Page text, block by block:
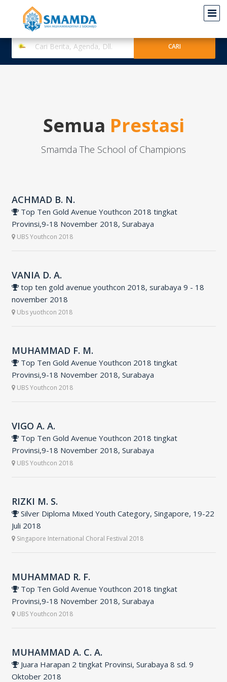
Semua Prestasi
Smamda The School of Champions
ACHMAD B. N.
Top Ten Gold Avenue Youthcon 2018 tingkat
Provinsi,9-18 November 2018, Surabaya
UBS Youthcon 2018
VANIA D. A.
top ten gold avenue youthcon 2018, surabaya 9 - 18
november 2018
Ubs yuothcon 2018
MUHAMMAD F. M.
Top Ten Gold Avenue Youthcon 2018 tingkat
Provinsi,9-18 November 2018, Surabaya
UBS Youthcon 2018
VIGO A. A.
Top Ten Gold Avenue Youthcon 2018 tingkat
Provinsi,9-18 November 2018, Surabaya
UBS Youthcon 2018
RIZKI M. S.
Silver Diploma Mixed Youth Category, Singapore, 19-22
Juli 2018
Singapore International Choral Festival 2018
MUHAMMAD R. F.
Top Ten Gold Avenue Youthcon 2018 tingkat
Provinsi,9-18 November 2018, Surabaya
UBS Youthcon 2018
MUHAMMAD A. C. A.
Juara Harapan 2 tingkat Provinsi, Surabaya 8 sd. 9
Oktober 2018